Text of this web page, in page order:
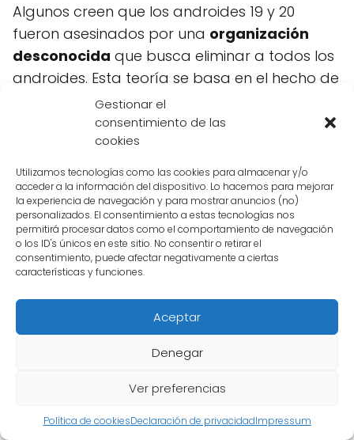
Gestionar el
consentimiento de las
cookies
Utilizamos tecnologías como las cookies para almacenar y/o
acceder a la información del dispositivo. Lo hacemos para mejorar
la experiencia de navegación y para mostrar anuncios (no)
personalizados. El consentimiento a estas tecnologías nos
permitirá procesar datos como el comportamiento de navegación
o los ID's únicos en este sitio. No consentir o retirar el
consentimiento, puede afectar negativamente a ciertas
características y funciones.
Aceptar
Denegar
Ver preferencias
Política de cookiesDeclaración de privacidadImpressum
Algunos creen que los androides 19 y 20
fueron asesinados por una organización
desconocida que busca eliminar a todos los
androides. Esta teoría se basa en el hecho de
que los androides fueron encontrados
desactivados en un lugar remoto, lejos de
cualquier civilización. Sin embargo, no se ha
encontrado ninguna pista que respalde esta
hipótesis.
3. Otros androides
Existe la posibilidad de queotros androides
androides 19 y 20. Algunos sospechan que
podría tratarse de una venganza por parte
de otros modelos de androides que fueron
el momento no se ha encontrado ninguna
evidencia que respalde esta teoría.